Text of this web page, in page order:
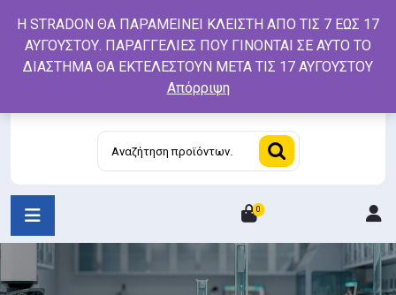
content
Αναζήτηση
0
Η STRADON ΘΑ ΠΑΡΑΜΕΙΝΕΙ ΚΛΕΙΣΤΗ ΑΠΟ ΤΙΣ 7 ΕΩΣ 17
ΑΥΓΟΥΣΤΟΥ. ΠΑΡΑΓΓΕΛΙΕΣ ΠΟΥ ΓΙΝΟΝΤΑΙ ΣΕ ΑΥΤΟ ΤΟ
ΔΙΑΣΤΗΜΑ ΘΑ ΕΚΤΕΛΕΣΤΟΥΝ ΜΕΤΑ ΤΙΣ 17 ΑΥΓΟΥΣΤΟΥ
Απόρριψη